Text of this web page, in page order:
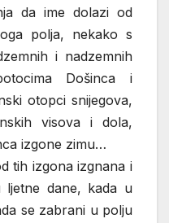
da ime dolazi od
polja, nekako s
i nadzemnih
Došinca i
otopci snijegova,
visova i dola,
izgone zimu…
tih izgona izgnana i
ljetne dane, kada u
se zabrani u polju